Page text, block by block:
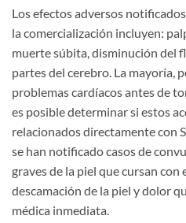
Los efectos adversos
la comercialización incluyen:
muerte súbita, disminución del
partes del cerebro. La mayoría,
problemas cardíacos antes de
es posible determinar si estos
relacionados directamente con
se han notificado casos de
graves de la piel que cursan con
descamación de la piel y dolor
médica inmediata.